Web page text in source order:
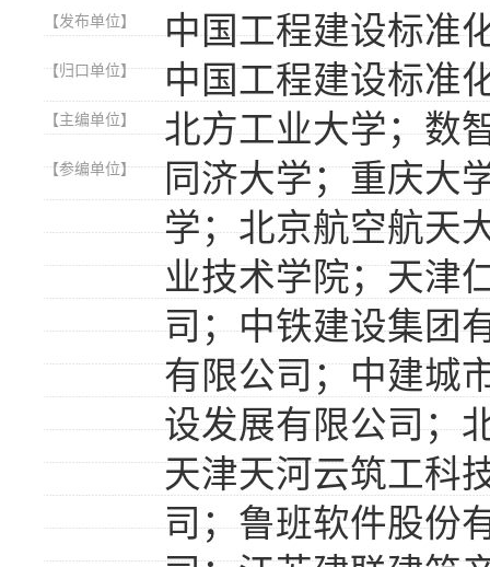
【发布单位】 中国工程建设标准
【归口单位】 中国工程建设标准
【主编单位】 北方工业大学；数
【参编单位】
同济大学；重庆大
学；北京航空航天
业技术学院；天津
司；中铁建设集团
有限公司；中建城
设发展有限公司；
天津天河云筑工科
司；鲁班软件股份